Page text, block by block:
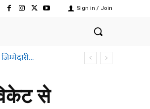
Sign in / Join
से